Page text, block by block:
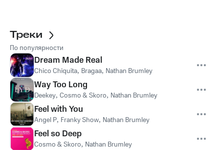
Треки
По популярности
Dream Made Real
Chico Chiquita, Bragaa, Nathan Brumley
Way Too Long
Deekey, Cosmo & Skoro, Nathan Brumley
Feel with You
Angel P, Franky Show, Nathan Brumley
Feel so Deep
Cosmo & Skoro, Nathan Brumley